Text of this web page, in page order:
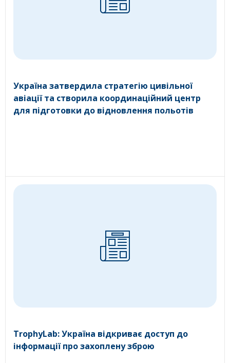
Україна затвердила стратегію цивільної
авіації та створила координаційний центр
для підготовки до відновлення польотів
TrophyLab: Україна відкриває доступ до
інформації про захоплену зброю